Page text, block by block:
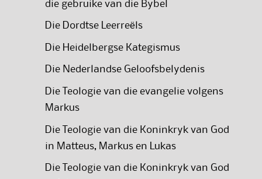
die gebruike van die Bybel
Die Dordtse Leerreëls
Die Heidelbergse Kategismus
Die Nederlandse Geloofsbelydenis
Die Teologie van die evangelie volgens
Markus
Die Teologie van die Koninkryk van God
in Matteus, Markus en Lukas
Die Teologie van die Koninkryk van God